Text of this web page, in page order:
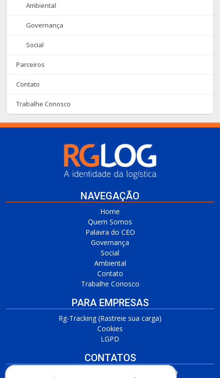
Ambiental
Governança
Social
Parceiros
Contato
Trabalhe Conosco
NAVEGAÇÃO
Home
Quem Somos
Palavra do CEO
Governança
Social
Ambiental
Contato
Trabalhe Conosco
PARA EMPRESAS
Rg-Tracking (Rastreie sua carga)
Cookies
LGPD
CONTATOS
(11) 3509-7700 / (11) 3509-4650